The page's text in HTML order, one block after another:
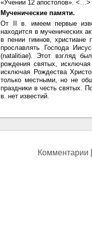
«Учении 12 апостолов». <…>
Мученические памяти.
От II в. имеем первые
находится в мученических
в пении гимнов,
прославлять Господа
(natalitiae). Этот взгляд
рождения святых,
исключая Рождества
только местными, но не
праздники в честь святых.
в. нет известий.
Комментарии